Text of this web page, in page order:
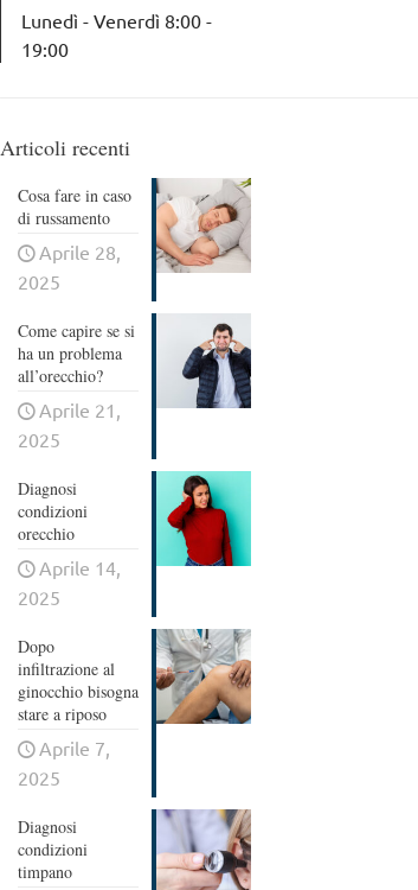
Lunedì - Venerdì 8:00 -
19:00
Articoli recenti
Cosa fare in caso
di russamento
Aprile 28,
2025
Come capire se si
ha un problema
all’orecchio?
Aprile 21,
2025
Diagnosi
condizioni
orecchio
Aprile 14,
2025
Dopo
infiltrazione al
ginocchio bisogna
stare a riposo
Aprile 7,
2025
Diagnosi
condizioni
timpano